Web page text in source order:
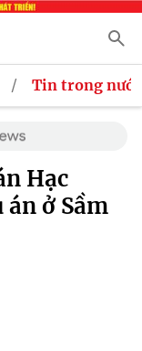
/ Tin trong nước
Hạc
ở Sầm